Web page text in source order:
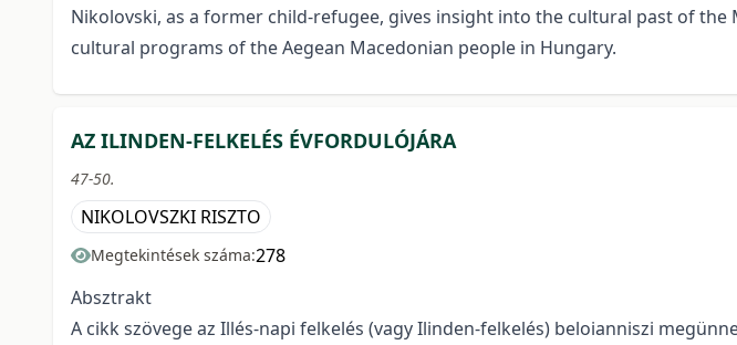
Nikolovski, as a former child-refugee, gives insight into the cultural past of
cultural programs of the Aegean Macedonian people in Hungary.
AZ ILINDEN-FELKELÉS ÉVFORDULÓJÁRA
47-50.
NIKOLOVSZKI RISZTO
Megtekintések száma:278
Absztrakt
A cikk szövege az Illés-napi felkelés (vagy Ilinden-felkelés) beloianniszi